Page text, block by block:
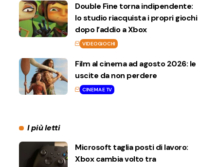
Double Fine torna indipendente:
lo studio riacquista i propri giochi
dopo l’addio a Xbox
VIDEOGIOCHI
Film al cinema ad agosto 2026: le
uscite da non perdere
CINEMA E TV
I più letti
Microsoft taglia posti di lavoro:
Xbox cambia volto tra